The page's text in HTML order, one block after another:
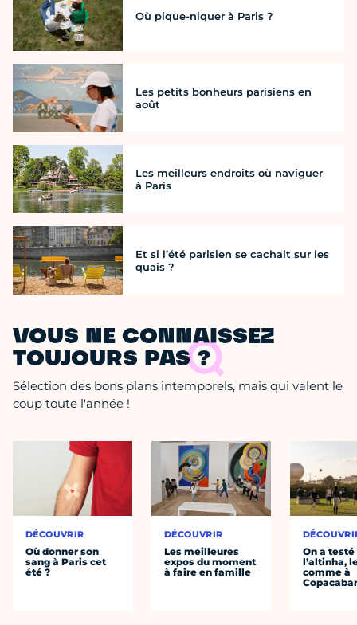
Où pique-niquer à Paris ?
Les petits bonheurs parisiens en
août
Les meilleurs endroits où naviguer
à Paris
Et si l’été parisien se cachait sur les
quais ?
VOUS NE CONNAISSEZ
TOUJOURS PAS ?
Sélection des bons plans intemporels, mais qui valent le
coup toute l'année !
DÉCOUVRIR
Où donner son
sang à Paris cet
été ?
DÉCOUVRIR
Les meilleures
expos du moment
à faire en famille
On a testé
l’altinha,
comme à